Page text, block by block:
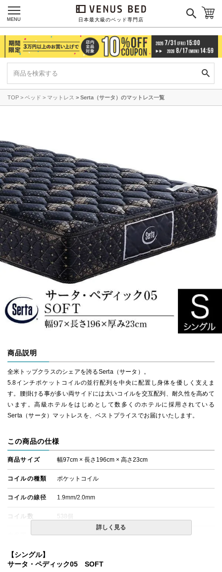
日本最大級のベッド専門店
MENU
TOP ベッド マットレス Serta（サータ）のマットレス一覧
商品説明
全米トップクラスのシェアを誇るSerta（サータ）。
5.8インチポケットコイルの並行配列を中央に配置し身体を優しく支えま
す。腰掛ける事が多い両サイドには太いコイルを交互配列、耐久性を高めて
います。高級ホテルをはじめとして数多くのホテルに採用されている
Serta（サータ）マットレスを、ベストプライスでお届けいたします。
この商品の仕様
商品サイズ 幅97cm × 長さ196cm × 高さ23cm
コイルの種類 ポケットコイル
コイルの線径 1.9mm/2.0mm
コイル数 538個
日本
備考
※一部地域にて配達日指定が出来ない場合がございます。
詳しく見る
【シングル】
サータ・ペディック05 SOFT